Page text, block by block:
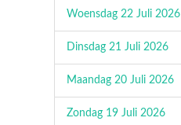
Woensdag 22 Juli 2026
Dinsdag 21 Juli 2026
Maandag 20 Juli 2026
Zondag 19 Juli 2026